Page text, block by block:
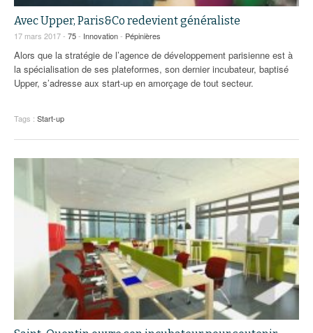
Avec Upper, Paris&Co redevient généraliste
17 mars 2017 - 75- Innovation- Pépinières
Alors que la stratégie de l’agence de développement parisienne est à
la spécialisation de ses plateformes, son dernier incubateur, baptisé
Upper, s’adresse aux start-up en amorçage de tout secteur.
Tags : Start-up